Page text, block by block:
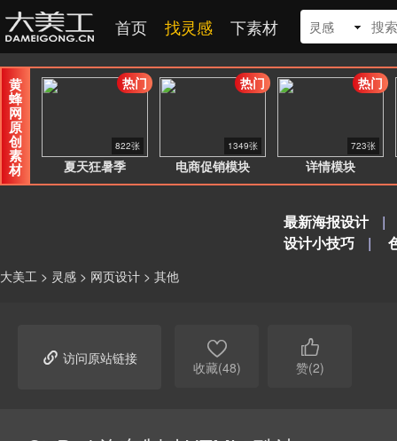
首页 找灵感 下素材 灵感
黄
蜂
网
原
创
素
材 夏天狂暑季
822张
热门
电商促销模块
1349张
热门
详情模块
723张
热门
最新海报设计
|
设计小技巧
|
大美工 > 灵感 > 网页设计 > 其他
 访问原站链接 
收藏(48)

赞(2)